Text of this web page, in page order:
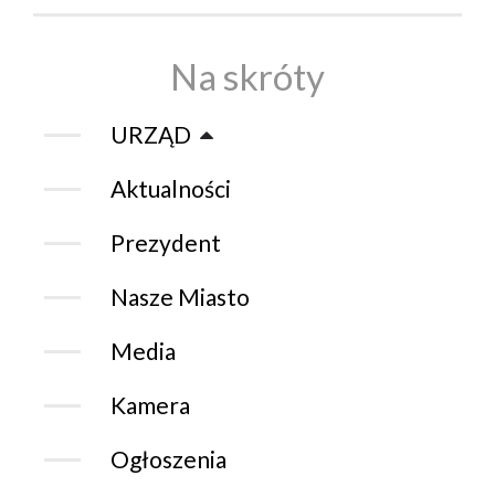
Na skróty
URZĄD
Aktualności
Prezydent
Nasze Miasto
Media
Kamera
Ogłoszenia